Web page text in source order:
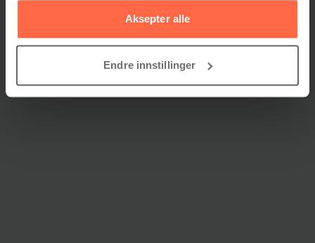
Aksepter alle
Endre innstillinger